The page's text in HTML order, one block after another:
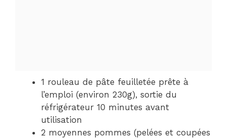
1 rouleau de pâte feuilletée prête à
l’emploi (environ 230g), sortie du
réfrigérateur 10 minutes avant
utilisation
2 moyennes pommes (pelées et coupées